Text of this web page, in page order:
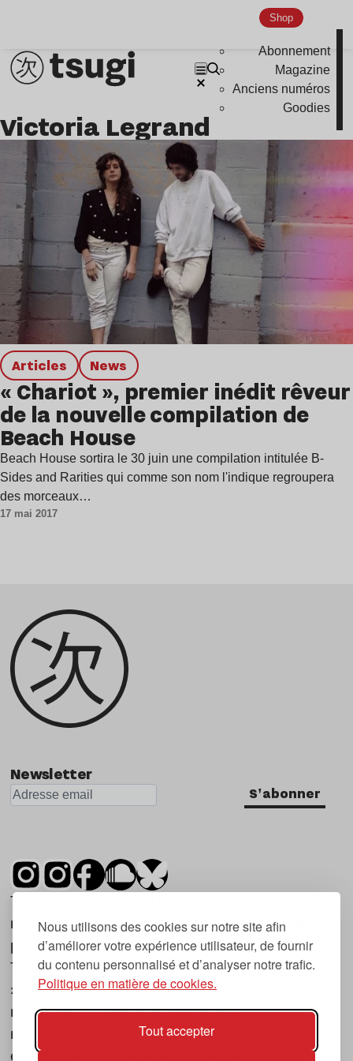
Nous utilisons des cookies sur notre site afin
d’améliorer votre expérience utilisateur, de fournir
du contenu personnalisé et d’analyser notre trafic.
Politique en matière de cookies.
Tout accepter
Shop
Abonnement
Magazine
Anciens numéros
Goodies
Victoria Legrand
Articles news
« Chariot », premier inédit rêveur
de la nouvelle compilation de
Beach House
Beach House sortira le 30 juin une compilation intitulée B-
Sides and Rarities qui comme son nom l'indique regroupera
des morceaux…
17 mai 2017
Newsletter
S'abonner
Tsugi est un mensuel indépendant sur la
musique et les nouvelles tendances, dont la
première parution date de 2007.
Tsugi en japonais signifie « prochain », « suivant
», ce qui correspond à la thématique du
magazine, à l’affût des nouvelles tendances
musicales, qu’elles viennent de la musique
électronique, du rock ou du hip hop, et des